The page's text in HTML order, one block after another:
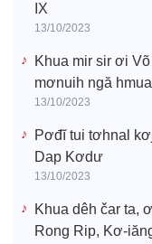
IX
13/10/2023
Khua mir sir ơi
mơnuih ngă
13/10/2023
Pơđĭ tui tơhnal
Dap Kơdư
13/10/2023
Khua dêh čar ta,
Rong Rip, Kơ-